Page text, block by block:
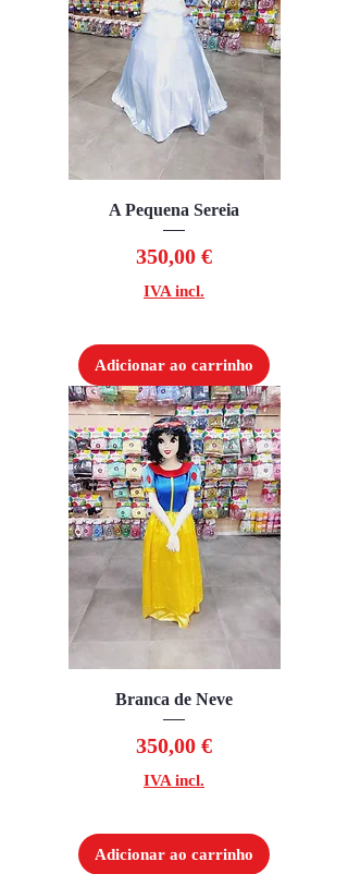
A Pequena Sereia
Preço
350,00 €
IVA incl.
Adicionar ao carrinho
Branca de Neve
Preço
350,00 €
IVA incl.
Adicionar ao carrinho